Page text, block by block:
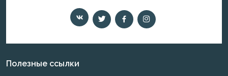
Полезные ссылки